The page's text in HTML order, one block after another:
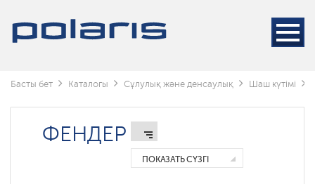
Басты бет Каталогы Сұлулық және денсаулық Шаш күтімі
ФЕНДЕР
ПОКАЗАТЬ СҮЗГІ
Фендер
фендер
складные